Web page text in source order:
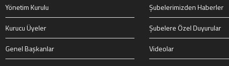
Yönetim Kurulu
Kurucu Üyeler
Genel Başkanlar
Şubelerimizden Haberler
Şubelere Özel Duyurular
Videolar